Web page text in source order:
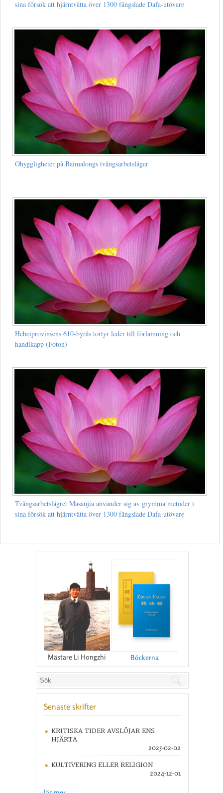
sina försök att hjärntvätta över 1300 fängslade Dafa-utövare
Ohyggligheter på Baimalongs tvångsarbetsläger
Hebeiprovinsens 610-byrås tortyr leder till förlamning och
handikapp (Foton)
Tvångsarbetslägret Masanjia använder sig av grymma metoder i
sina försök att hjärntvätta över 1300 fängslade Dafa-utövare
Mästare Li Hongzhi Böckerna
Senaste skrifter
KRITISKA TIDER AVSLÖJAR ENS
HJÄRTA
2025-02-02
KULTIVERING ELLER RELIGION
2024-12-01